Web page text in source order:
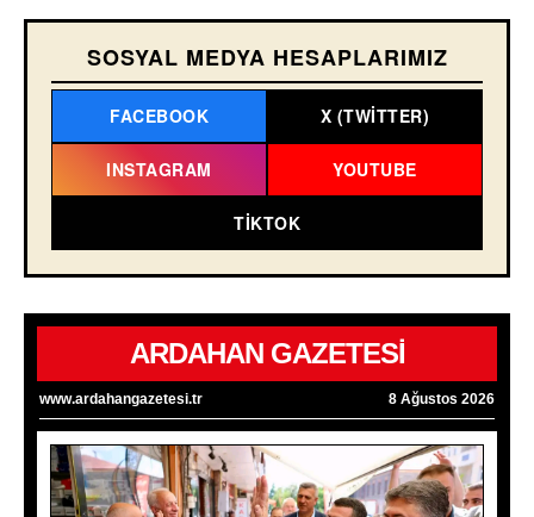
SOSYAL MEDYA HESAPLARIMIZ
FACEBOOK X (TWITTER)
INSTAGRAM YOUTUBE
TIKTOK
ARDAHAN GAZETESİ
www.ardahangazetesi.tr 8 Ağustos 2026